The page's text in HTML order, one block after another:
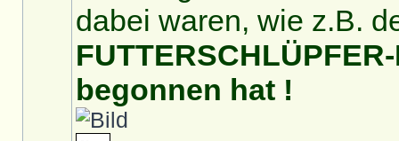
dabei waren, wie z.B.
begonnen hat !